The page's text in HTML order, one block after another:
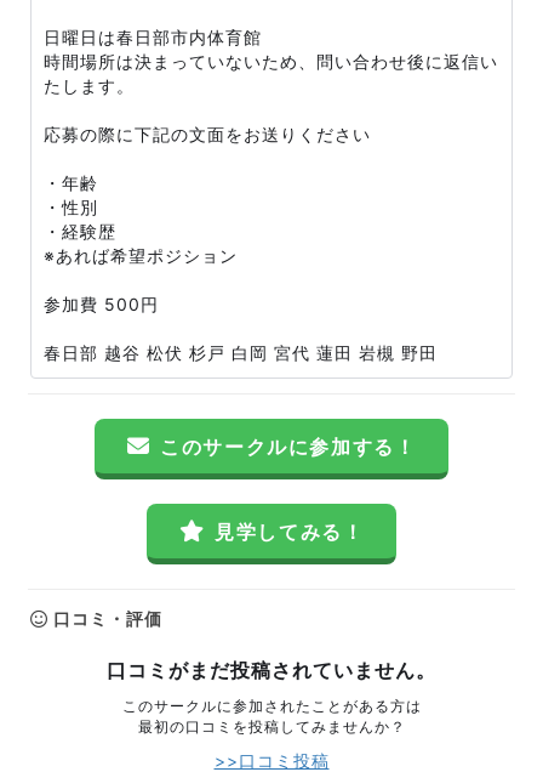
日曜日は春日部市内体育館
時間場所は決まっていないため、問い合わせ後に返信い
たします。
応募の際に下記の文面をお送りください
・年齢
・性別
・経験歴
※あれば希望ポジション
参加費 500円
春日部 越谷 松伏 杉戸 白岡 宮代 蓮田 岩槻 野田
このサークルに参加する！
見学してみる！
口コミ・評価
口コミがまだ投稿されていません。
このサークルに参加されたことがある方は
最初の口コミを投稿してみませんか？
>>口コミ投稿